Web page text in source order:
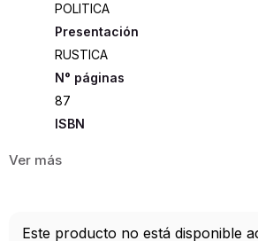
POLITICA
Presentación
RUSTICA
87
ISBN
Editorial
Este producto no está disponible